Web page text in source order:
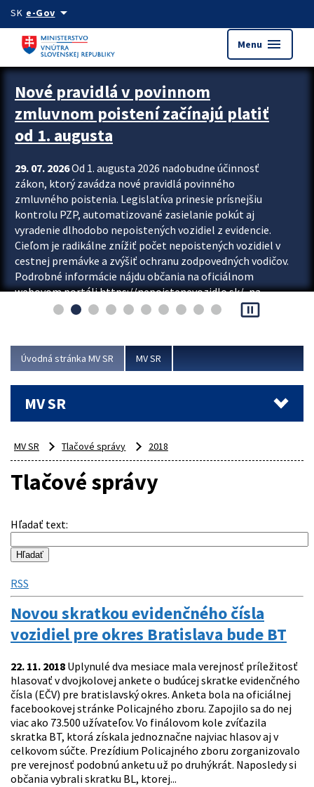
Preskocit na hlavný obsah
SK e-Govarrow_drop_down
Menu menu
Zastavit automatický posun upútavok
Nové pravidlá v povinnom
zmluvnom poistení začínajú platiť
od 1. augusta
29. 07. 2026Od 1. augusta 2026 nadobudne účinnosť
zákon, ktorý zavádza nové pravidlá povinného
zmluvného poistenia. Legislatíva prinesie prísnejšiu
kontrolu PZP, automatizované zasielanie pokút aj
vyradenie dlhodobo nepoistených vozidiel z evidencie.
Cieľom je radikálne znížiť počet nepoistených vozidiel v
cestnej premávke a zvýšiť ochranu zodpovedných vodičov.
Podrobné informácie nájdu občania na oficiálnom
webovom portáli https://nepoistenevozidlo.sk/, na
ktorom od augusta pribudne aj možnosť overiť si...
pause_presentation
Úvodná stránka MV SR MV SR
MV SR
MV SR Tlačové správy 2018
Tlačové správy
Hľadať text:
RSS
Novou skratkou evidenčného čísla
vozidiel pre okres Bratislava bude BT
22. 11. 2018 Uplynulé dva mesiace mala verejnosť príležitosť
hlasovať v dvojkolovej ankete o budúcej skratke evidenčného
čísla (EČV) pre bratislavský okres. Anketa bola na oficiálnej
facebookovej stránke Policajného zboru. Zapojilo sa do nej
viac ako 73.500 užívateľov. Vo finálovom kole zvíťazila
skratka BT, ktorá získala jednoznačne najviac hlasov aj v
celkovom súčte. Prezídium Policajného zboru zorganizovalo
pre verejnosť podobnú anketu už po druhýkrát. Naposledy si
občania vybrali skratku BL, ktorej...